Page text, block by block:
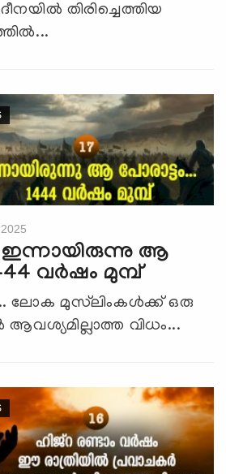
തിരിച്ചെത്തിയ
ആ
വര്‍ഷം മുമ്പ്
ലോക മുസ്‍ലിംകള്‍ക്ക് ഒരു
വിധം...